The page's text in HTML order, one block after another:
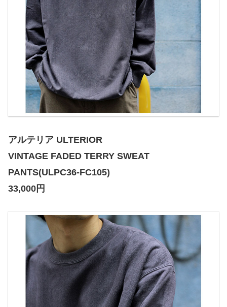
アルテリア ULTERIOR
VINTAGE FADED TERRY SWEAT
PANTS(ULPC36-FC105)
33,000円